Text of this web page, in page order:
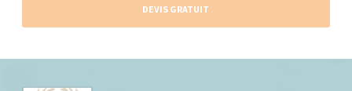
DEVIS GRATUIT